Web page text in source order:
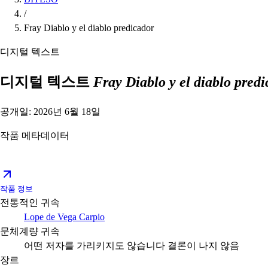
/
Fray Diablo y el diablo predicador
디지털 텍스트
디지털 텍스트 Fray Diablo y el diablo
공개일: 2026년 6월 18일
작품 메타데이터
작품 정보
전통적인 귀속
Lope de Vega Carpio
문체계량 귀속
어떤 저자를 가리키지도 않습니다 결론이 나지 않음
장르